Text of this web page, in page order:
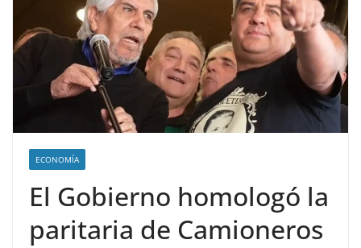
ECONOMÍA
El Gobierno homologó la
paritaria de Camioneros